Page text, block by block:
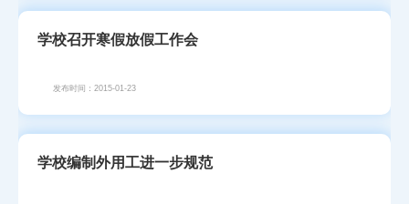
学校召开寒假放假工作会
发布时间：2015-01-23
学校编制外用工进一步规范